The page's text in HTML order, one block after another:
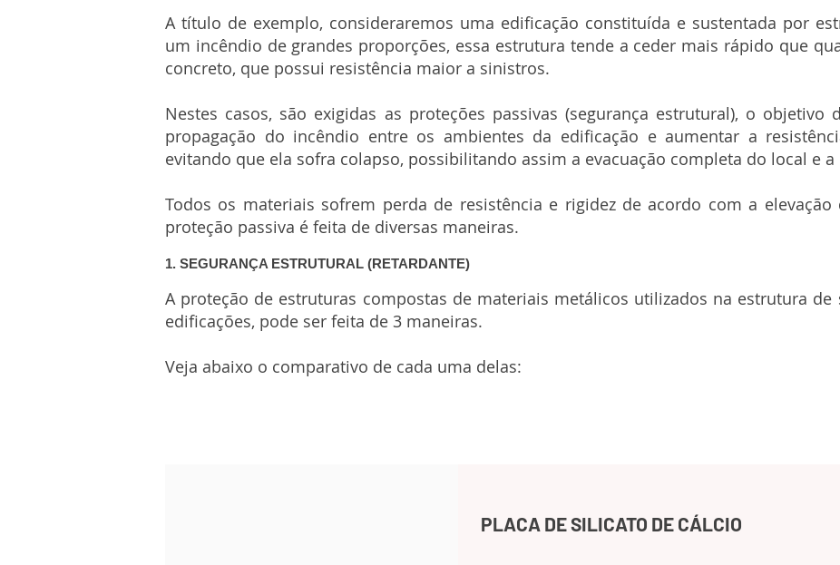
A título de exemplo, consideraremos uma edificação constituída e sustentada por
um incêndio de grandes proporções, essa estrutura tende a ceder mais rápido que
concreto, que possui resistência maior a sinistros.
Nestes casos, são exigidas as proteções passivas (segurança estrutural), o objetivo
propagação do incêndio entre os ambientes da edificação e aumentar a
evitando que ela sofra colapso, possibilitando assim a evacuação completa do local e
Todos os materiais sofrem perda de resistência e rigidez de acordo com a
proteção passiva é feita de diversas maneiras.
1. SEGURANÇA ESTRUTURAL (RETARDANTE)
A proteção de estruturas compostas de materiais metálicos utilizados na estrutura de
edificações, pode ser feita de 3 maneiras.
Veja abaixo o comparativo de cada uma delas:
PLACA DE SILICATO DE CÁLCIO